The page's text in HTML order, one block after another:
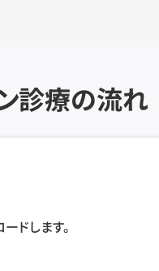
診療の流れ
ドします。